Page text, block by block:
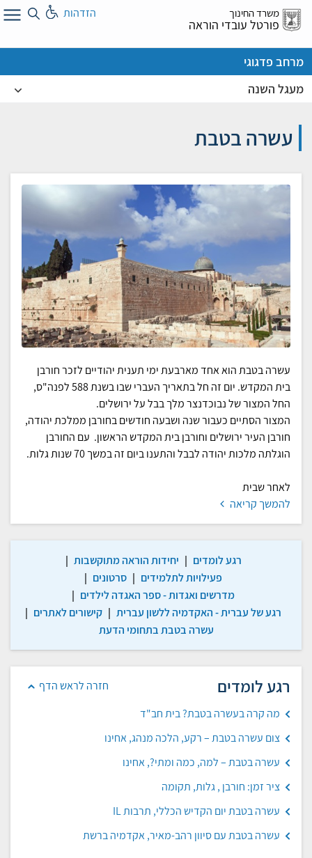
דלג
אל
משרד החינוך
פורטל עובדי הוראה
הזדהות
מרחב פדגוגי
מעגל השנה
עשרה בטבת
עשרה בטבת הוא אחד מארבעת ימי תענית יהודיים לזכר חורבן
בית המקדש. יום זה חל בתאריך העברי שבו בשנת 588 לפנה"ס,
החל המצור של נבוכדנצר מלך בבל על ירושלים.
המצור הסתיים כעבור שנה ושבעה חודשים בחורבן ממלכת יהודה,
חורבן העיר ירושלים וחורבן בית המקדש הראשון. עם החורבן
הוגלתה מלכות יהודה לבבל והתענו ביום זה במשך 70 שנות גלות.
לאחר שבית
להמשך קריאה
רגע לומדים | יחידות הוראה מתוקשבות |
פעילויות לתלמידים | סרטונים |
מדרשים ואגדות - ספר האגדה לילדים |
רגע של עברית - האקדמיה ללשון עברית | קישורים לאתרים |
עשרה בטבת בתחומי הדעת
חזרה לראש הדף רגע לומדים
מה קרה בעשרה בטבת? בית חב"ד
צום עשרה בטבת – רקע, הלכה מנהג, אחינו
עשרה בטבת – למה, כמה ומתי?, אחינו
ציר זמן: חורבן , גלות, תקומה
עשרה בטבת יום הקדיש הכללי, תרבות IL
עשרה בטבת עם סיוון רהב-מאיר, אקדמיה ברשת